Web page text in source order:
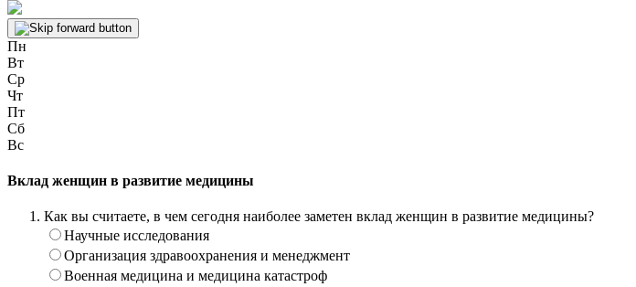
Пн
Вт
Ср
Чт
Пт
Сб
Вс
Вклад женщин в развитие медицины
Как вы считаете, в чем сегодня наиболее заметен вклад женщин в развитие медицины?
Научные исследования
Организация здравоохранения и менеджмент
Военная медицина и медицина катастроф